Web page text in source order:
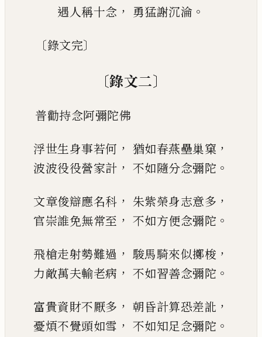
遇人稱十念 ， 勇猛謝沉淪 。
〔錄文完〕
〔錄文二〕
普勸持念阿彌陀佛
浮世生身事若何 ， 猶如春燕壘巢窠 ，
波波役役營家計 ， 不如隨分念彌陀 。
文章俊辯應名科 ， 朱紫榮身志意多 ，
官崇誰免無常至 ， 不如方便念彌陀 。
飛槍走射勢難過 ， 駿馬騎來似擲梭 ，
力敵萬夫輸老病 ， 不如習善念彌陀 。
富貴資財不厭多 ， 朝昏計算恐差訛 ，
憂煩不覺頭如雪 ， 不如知足念彌陀 。